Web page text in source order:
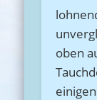
oben